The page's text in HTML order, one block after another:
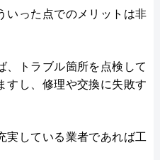
いった点でのメリットは非
、トラブル箇所を点検して
すし、修理や交換に失敗す
実している業者であれば工